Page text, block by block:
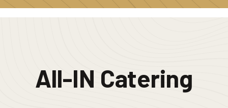
All-IN Catering